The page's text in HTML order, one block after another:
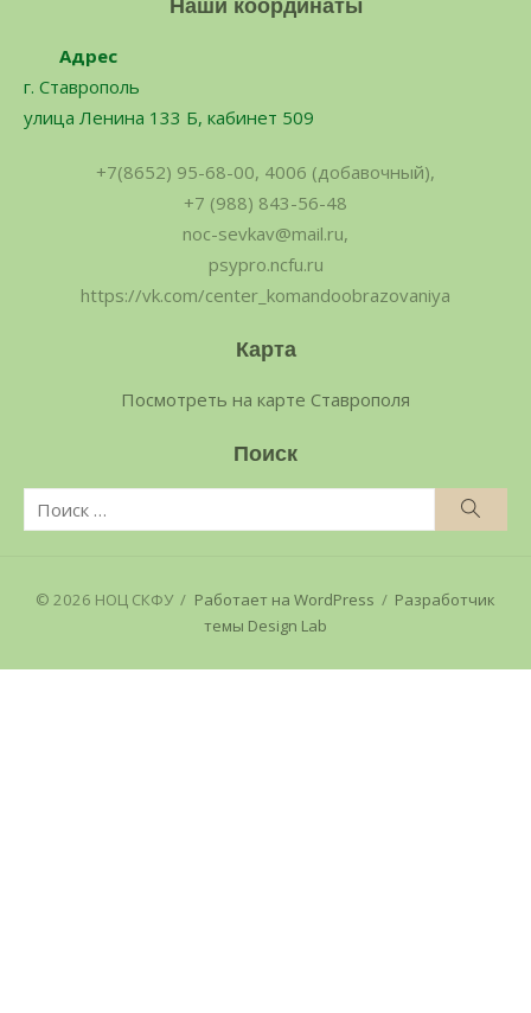
Наши координаты
Адрес
г. Ставрополь
улица Ленина 133 Б, кабинет 509
+7(8652) 95-68-00, 4006 (добавочный),
+7 (988) 843-56-48
noc-sevkav@mail.ru,
psypro.ncfu.ru
https://vk.com/center_komandoobrazovaniya
Карта
Посмотреть на карте Ставрополя
Поиск
по:
© 2026 НОЦ СКФУ / Работает на WordPress / Разработчик
темы Design Lab